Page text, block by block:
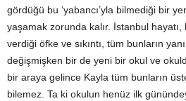
gördüğü bu ‘yabancı’yla bilmediği bir
yaşamak zorunda kalır. İstanbul hayatı,
verdiği öfke ve sıkıntı, tüm bunların
değişmişken bir de yeni bir okul ve
bir araya gelince Kayla tüm bunların
bilemez. Ta ki okulun henüz ilk